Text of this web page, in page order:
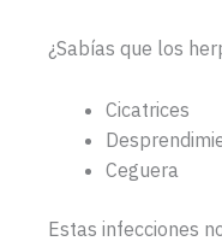
¿Sabías que los
Cicatrices
Ceguera
Estas infecciones